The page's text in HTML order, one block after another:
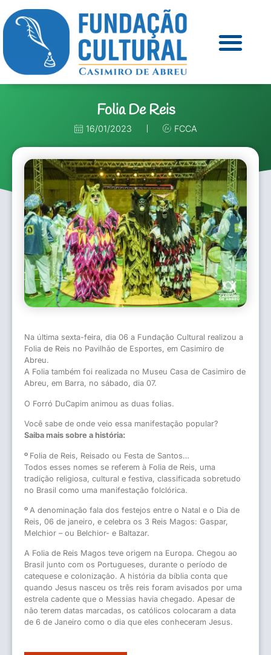
Folia De Reis
16/01/2023 FCCA
Na última sexta-feira, dia 06 a Fundação Cultural realizou a
Folia de Reis no Pavilhão de Esportes, em Casimiro de
Abreu.
A Folia também foi realizada no Museu Casa de Casimiro de
Abreu, em Barra, no sábado, dia 07.
O Forró DuCapim animou as duas folias.
Você sabe de onde veio essa manifestação popular?
Saiba mais sobre a história:
º Folia de Reis, Reisado ou Festa de Santos…
Todos esses nomes se referem à Folia de Reis, uma
tradição religiosa, cultural e festiva, classificada sobretudo
no Brasil como uma manifestação folclórica.
º A denominação fala dos festejos entre o Natal e o Dia de
Reis, 06 de janeiro, e celebra os 3 Reis Magos: Gaspar,
Melchior – ou Belchior- e Baltazar.
A Folia de Reis Magos teve origem na Europa. Chegou ao
Brasil junto com os Portugueses, durante o período de
catequese e colonização. A história da bíblia conta que
quando Jesus nasceu os três reis foram avisados por uma
estrela cadente que o Messias havia chegado. Apesar de
não terem datas marcadas, os católicos colocaram a data
de 6 de Janeiro como o dia que eles conheceram Jesus.